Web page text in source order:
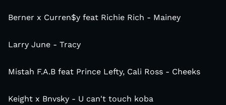
Berner x Curren$y feat Richie Rich - Mainey
Larry June - Tracy
Mistah F.A.B feat Prince Lefty, Cali Ross - Cheeks
Keight x Bnvsky - U can't touch koba